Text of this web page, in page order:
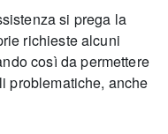
si prega la
richieste alcuni
così da permettere
problematiche, anche